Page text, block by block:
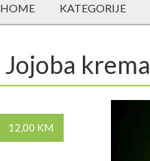
HOME KATEGORIJE
Jojoba
12,00 KM